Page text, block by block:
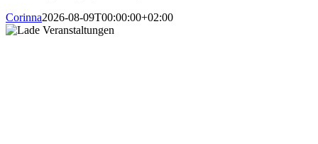
Corinna2026-08-09T00:00:00+02:00